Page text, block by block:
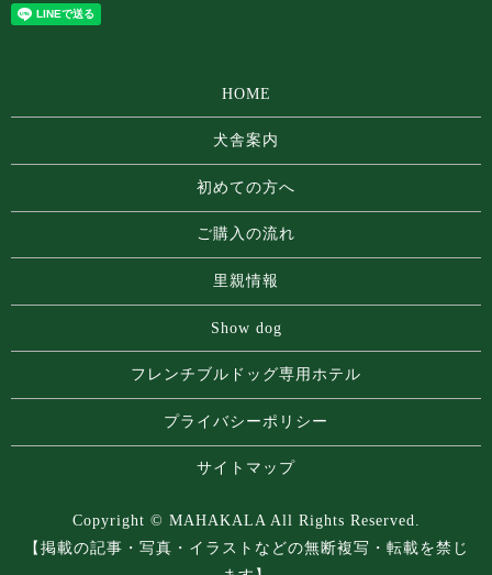
HOME
犬舎案内
初めての方へ
ご購入の流れ
里親情報
Show dog
フレンチブルドッグ専⽤ホテル
プライバシーポリシー
サイトマップ
Copyright © MAHAKALA All Rights Reserved.
【掲載の記事・写真・イラストなどの無断複写・転載を禁じ